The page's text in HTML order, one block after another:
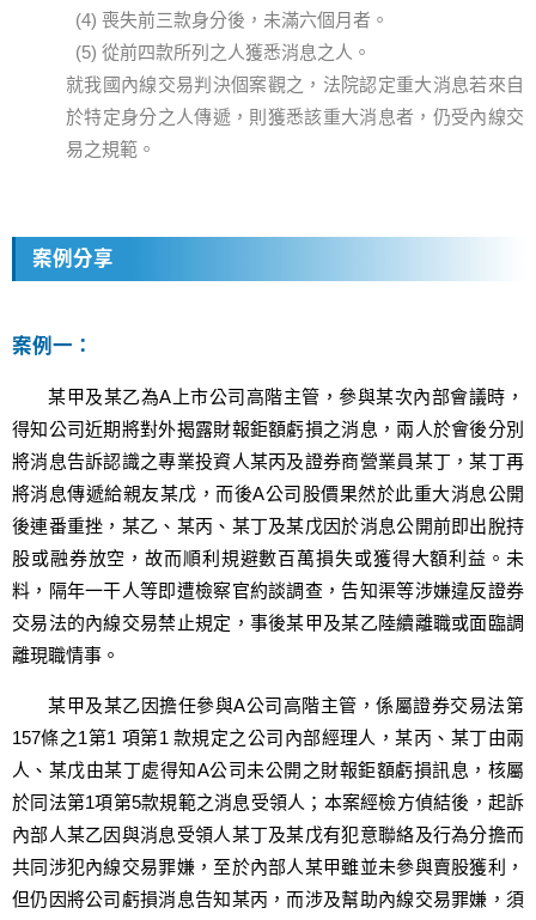
喪失前三款身分後，未滿六個月者。
從前四款所列之人獲悉消息之人。
就我國內線交易判決個案觀之，法院認定重大消息若來自
於特定身分之人傳遞，則獲悉該重大消息者，仍受內線交
易之規範。
案例分享
案例一：
某甲及某乙為A上市公司高階主管，參與某次內部會議時，
得知公司近期將對外揭露財報鉅額虧損之消息，兩人於會後分別
將消息告訴認識之專業投資人某丙及證券商營業員某丁，某丁再
將消息傳遞給親友某戊，而後A公司股價果然於此重大消息公開
後連番重挫，某乙、某丙、某丁及某戊因於消息公開前即出脫持
股或融券放空，故而順利規避數百萬損失或獲得大額利益。未
料，隔年一干人等即遭檢察官約談調查，告知渠等涉嫌違反證券
交易法的內線交易禁止規定，事後某甲及某乙陸續離職或面臨調
離現職情事。
某甲及某乙因擔任參與A公司高階主管，係屬證券交易法第
157條之1第1 項第1 款規定之公司內部經理人，某丙、某丁由兩
人、某戊由某丁處得知A公司未公開之財報鉅額虧損訊息，核屬
於同法第1項第5款規範之消息受領人；本案經檢方偵結後，起訴
內部人某乙因與消息受領人某丁及某戊有犯意聯絡及行為分擔而
共同涉犯內線交易罪嫌，至於內部人某甲雖並未參與賣股獲利，
但仍因將公司虧損消息告知某丙，而涉及幫助內線交易罪嫌，須